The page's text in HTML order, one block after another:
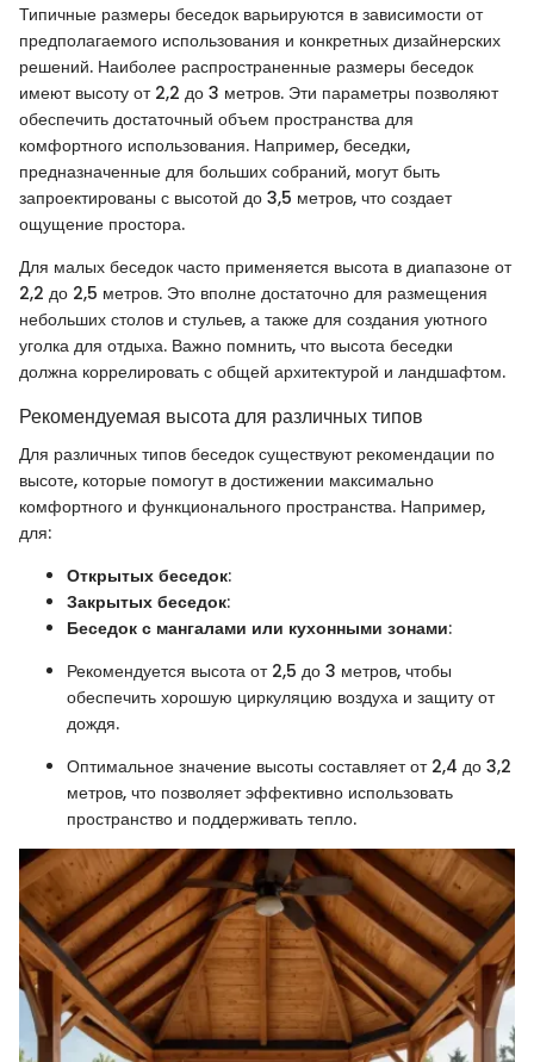
Типичные размеры беседок варьируются в зависимости от
предполагаемого использования и конкретных дизайнерских
решений. Наиболее распространенные размеры беседок
имеют высоту от 2,2 до 3 метров. Эти параметры позволяют
обеспечить достаточный объем пространства для
комфортного использования. Например, беседки,
предназначенные для больших собраний, могут быть
запроектированы с высотой до 3,5 метров, что создает
ощущение простора.
Для малых беседок часто применяется высота в диапазоне от
2,2 до 2,5 метров. Это вполне достаточно для размещения
небольших столов и стульев, а также для создания уютного
уголка для отдыха. Важно помнить, что высота беседки
должна коррелировать с общей архитектурой и ландшафтом.
Рекомендуемая высота для различных типов
Для различных типов беседок существуют рекомендации по
высоте, которые помогут в достижении максимально
комфортного и функционального пространства. Например,
для:
Открытых беседок:
Закрытых беседок:
Беседок с мангалами или кухонными зонами:
Рекомендуется высота от 2,5 до 3 метров, чтобы
обеспечить хорошую циркуляцию воздуха и защиту от
дождя.
Оптимальное значение высоты составляет от 2,4 до 3,2
метров, что позволяет эффективно использовать
пространство и поддерживать тепло.